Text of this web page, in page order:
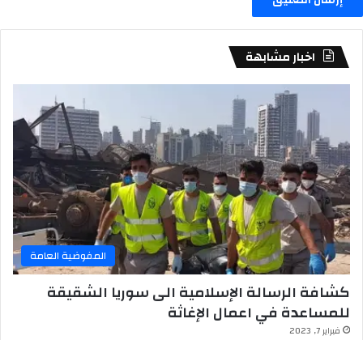
اخبار مشابهة
المفوضية العامة
كشافة الرسالة الإسلامية الى سوريا الشقيقة
للمساعدة في اعمال الإغاثة
فبراير 7, 2023